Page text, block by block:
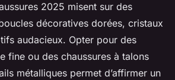
2025 misent sur des
décoratives dorées, cristaux
audacieux. Opter pour des
fine ou des chaussures à talons
métalliques permet d’affirmer un